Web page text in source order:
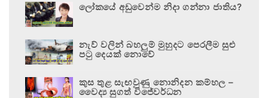
ලෝකයේ අඩුවෙන්ම නිදා ගන්නා ජාතිය?
නැව් වලින් බහලුම් මුහුදට පෙරලීම සුළු
පටු දෙයක් නොවේ
කුස තුළ සැඟවුණු නොනිදන කම්හල –
වෛද්‍ය සුගත් විජේවර්ධන